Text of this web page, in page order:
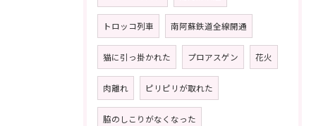
トロッコ列車 南阿蘇鉄道全線開通
猫に引っ掛かれた プロアスゲン 花火
肉離れ ピリピリが取れた
脇のしこりがなくなった